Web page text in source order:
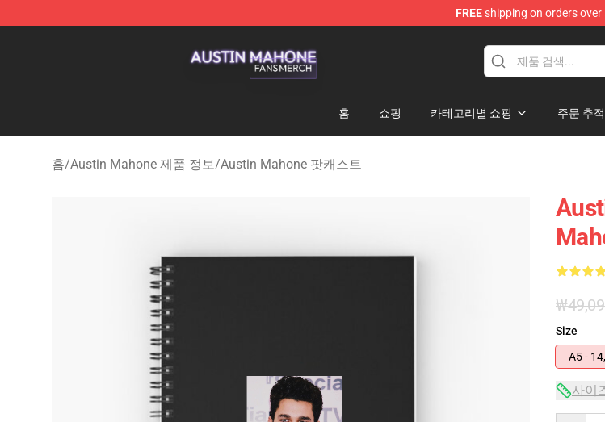
FREEshipping on orders over
홈 쇼핑 카테고리별 쇼핑 주문 추적
홈/Austin Mahone 제품 정보/Austin Mahone 팟캐스트
Size
A5 -
사이